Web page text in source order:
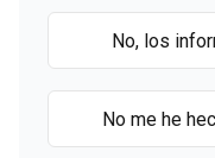
No, los
No me he